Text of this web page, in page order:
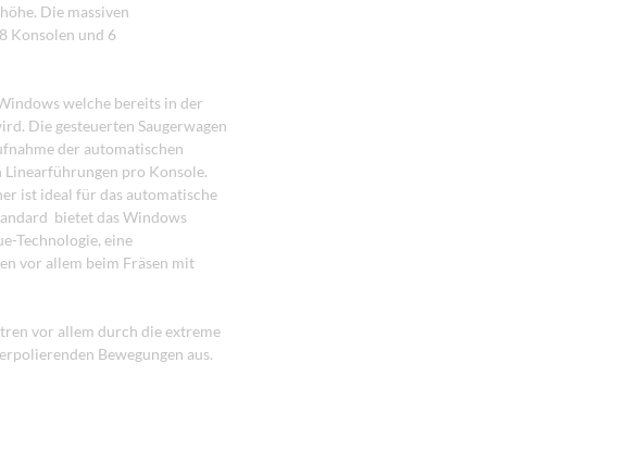
Die massiven
Konsolen und 6
welche bereits in der
Die gesteuerten Saugerwagen
der automatischen
Linearführungen pro Konsole.
ist ideal für das automatische
bietet das Windows
Technologie, eine
vor allem beim Fräsen mit
vor allem durch die extreme
Bewegungen aus.